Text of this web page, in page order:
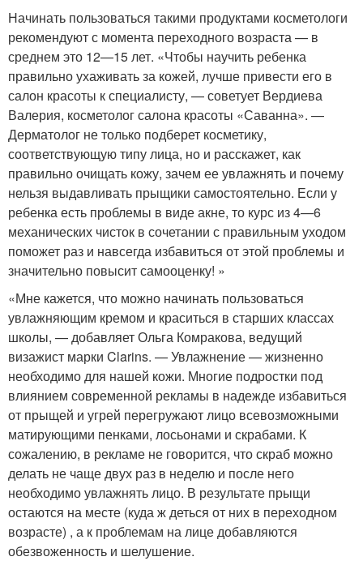
Начинать пользоваться такими продуктами косметологи
рекомендуют с момента переходного возраста — в
среднем это 12—15 лет. «Чтобы научить ребенка
правильно ухаживать за кожей, лучше привести его в
салон красоты к специалисту, — советует Вердиева
Валерия, косметолог салона красоты «Саванна». —
Дерматолог не только подберет косметику,
соответствующую типу лица, но и расскажет, как
правильно очищать кожу, зачем ее увлажнять и почему
нельзя выдавливать прыщики самостоятельно. Если у
ребенка есть проблемы в виде акне, то курс из 4—6
механических чисток в сочетании с правильным уходом
поможет раз и навсегда избавиться от этой проблемы и
значительно повысит самооценку! »
«Мне кажется, что можно начинать пользоваться
увлажняющим кремом и краситься в старших классах
школы, — добавляет Ольга Комракова, ведущий
визажист марки Clarins. — Увлажнение — жизненно
необходимо для нашей кожи. Многие подростки под
влиянием современной рекламы в надежде избавиться
от прыщей и угрей перегружают лицо всевозможными
матирующими пенками, лосьонами и скрабами. К
сожалению, в рекламе не говорится, что скраб можно
делать не чаще двух раз в неделю и после него
необходимо увлажнять лицо. В результате прыщи
остаются на месте (куда ж деться от них в переходном
возрасте) , а к проблемам на лице добавляются
обезвоженность и шелушение.